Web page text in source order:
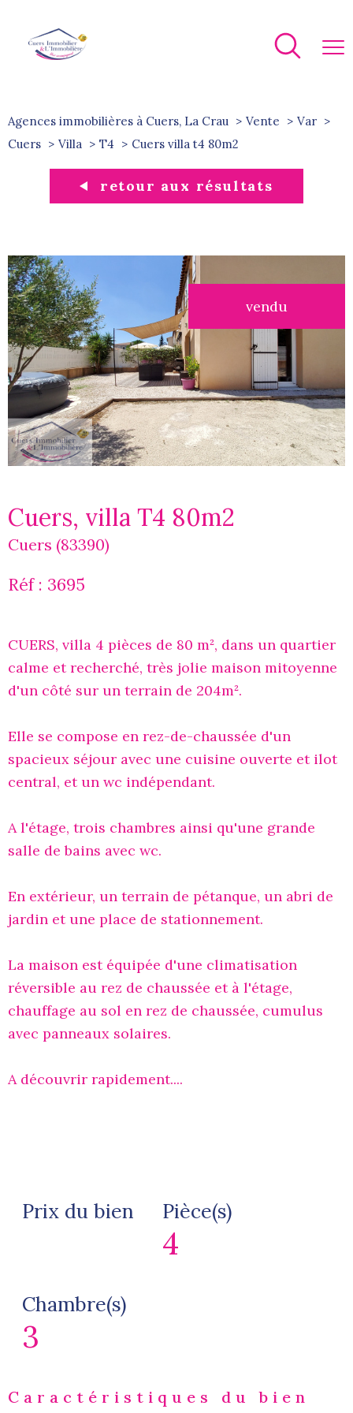
Agences immobilières à Cuers, La Crau Vente
Var
Cuers
Villa T4 cuers villa t4 80m2
retour aux résultats
vendu
Cuers, villa T4 80m2
Cuers (83390)
Réf : 3695
CUERS, villa 4 pièces de 80 m², dans un quartier
calme et recherché, très jolie maison mitoyenne
d'un côté sur un terrain de 204m².
Elle se compose en rez-de-chaussée d'un
spacieux séjour avec une cuisine ouverte et ilot
central, et un wc indépendant.
A l'étage, trois chambres ainsi qu'une grande
salle de bains avec wc.
En extérieur, un terrain de pétanque, un abri de
jardin et une place de stationnement.
La maison est équipée d'une climatisation
réversible au rez de chaussée et à l'étage,
chauffage au sol en rez de chaussée, cumulus
avec panneaux solaires.
A découvrir rapidement....
Prix du bien Pièce(s)
4
Chambre(s)
3
Caractéristiques du bien